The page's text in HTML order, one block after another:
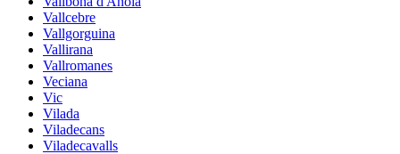
Vallcebre
Vallgorguina
Vallirana
Vallromanes
Veciana
Vic
Vilada
Viladecans
Viladecavalls